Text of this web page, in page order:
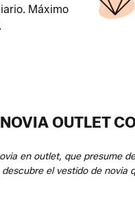
Máximo
OUTLET
en outlet, que presume
el vestido de